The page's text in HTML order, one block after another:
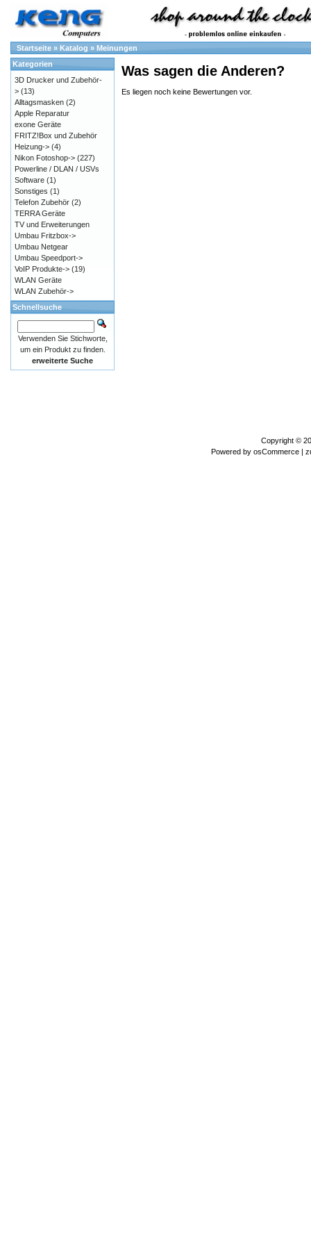
Startseite » Katalog » Meinungen
Was sagen die Anderen?
Es liegen noch keine Bewertungen vor.
Kategorien
3D Drucker und Zubehör-
> (13)
Alltagsmasken (2)
Apple Reparatur
exone Geräte
FRITZ!Box und Zubehör
Heizung-> (4)
Nikon Fotoshop-> (227)
Powerline / DLAN / USVs
Software (1)
Sonstiges (1)
Telefon Zubehör (2)
TERRA Geräte
TV und Erweiterungen
Umbau Fritzbox->
Umbau Netgear
Umbau Speedport->
VoIP Produkte-> (19)
WLAN Geräte
WLAN Zubehör->
Schnellsuche
Verwenden Sie Stichworte,
um ein Produkt zu finden.
erweiterte Suche
Copyright ©
Powered by osCommerce |